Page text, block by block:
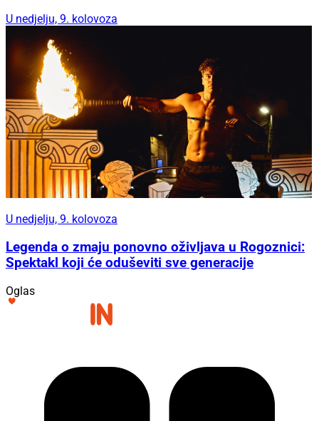
U nedjelju, 9. kolovoza
U nedjelju, 9. kolovoza
Legenda o zmaju ponovno oživljava u Rogoznici:
Spektakl koji će oduševiti sve generacije
Oglas